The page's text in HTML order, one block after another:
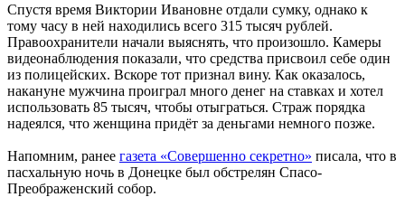
Спустя время Виктории Ивановне отдали сумку, однако к
тому часу в ней находились всего 315 тысяч рублей.
Правоохранители начали выяснять, что произошло. Камеры
видеонаблюдения показали, что средства присвоил себе один
из полицейских. Вскоре тот признал вину. Как оказалось,
накануне мужчина проиграл много денег на ставках и хотел
использовать 85 тысяч, чтобы отыграться. Страж порядка
надеялся, что женщина придёт за деньгами немного позже.
Напомним, ранее газета «Совершенно секретно» писала, что в
пасхальную ночь в Донецке был обстрелян Спасо-
Преображенский собор.